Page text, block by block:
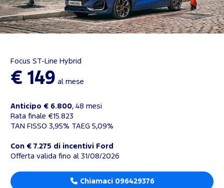
Focus ST-Line Hybrid
€ 149 al mese
Anticipo € 6.800, 48 mesi
Rata finale €15.823
TAN FISSO 3,95% TAEG 5,09%
Con € 7.275 di incentivi Ford
Offerta valida fino al 31/08/2026
Chiamaci 096429376